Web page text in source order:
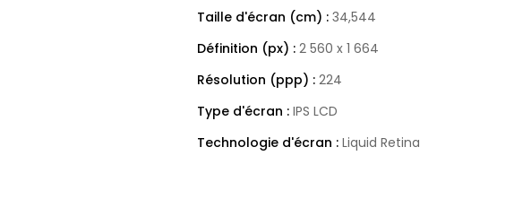
Taille d'écran (cm) : 34,544
Définition (px) : 2 560 x 1 664
Résolution (ppp) : 224
Type d'écran : IPS LCD
Technologie d'écran : Liquid Retina